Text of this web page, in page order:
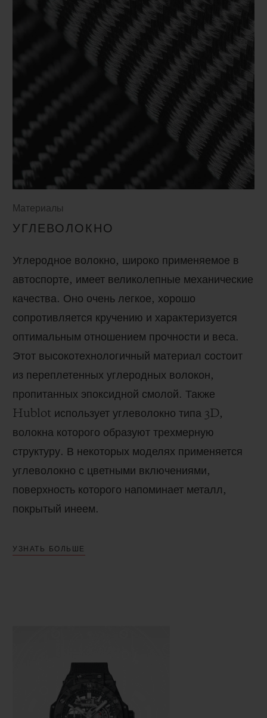
Материалы
УГЛЕВОЛОКНО
Углеродное волокно, широко применяемое в
автоспорте, имеет великолепные механические
качества. Оно очень легкое, хорошо
сопротивляется кручению и характеризуется
оптимальным отношением прочности и веса.
Этот высокотехнологичный материал состоит
из переплетенных углеродных волокон,
пропитанных эпоксидной смолой. Также
Hublot использует углеволокно типа 3D,
волокна которого образуют трехмерную
структуру. В некоторых моделях применяется
углеволокно с цветными включениями,
поверхность которого напоминает металл,
покрытый инеем.
УЗНАТЬ БОЛЬШЕ